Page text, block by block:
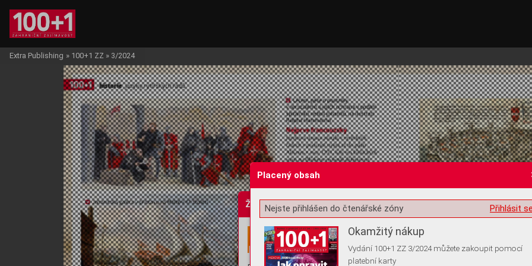
Žádost o souhlas s ukládáním volitelných informací
Extra Publishing » 100+1 ZZ » 3/2024
Placený obsah
Přihlásit
Nejste přihlášen do čtenářské zóny
Okamžitý nákup
Vydání 100+1 ZZ 3/2024 můžete zakoupit pomocí
platební karty